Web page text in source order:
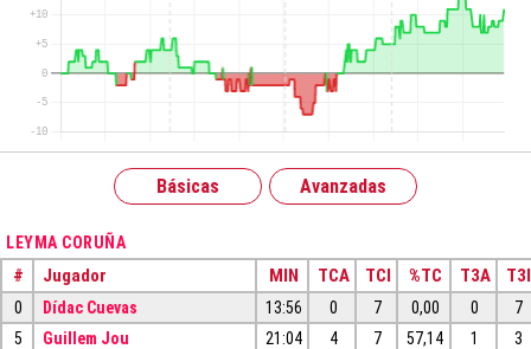
Básicas Avanzadas
LEYMA CORUÑA
# Jugador MIN TCA TCI %TC T3A T3I
0 Dídac Cuevas 13:56 0 7 0,00 0
7
5
Guillem Jou 21:04 4 7 57,14 1
3